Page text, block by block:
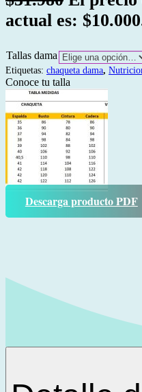
actual es:
Tallas dama
Etiquetas: chaqueta dama,
Conoce tu talla
Descarga producto PDF